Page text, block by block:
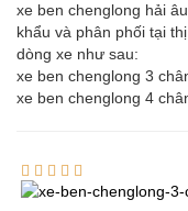
xe ben chenglong hải
khẩu và phân phối tại
dòng xe như sau:
xe ben chenglong 3
xe ben chenglong 4